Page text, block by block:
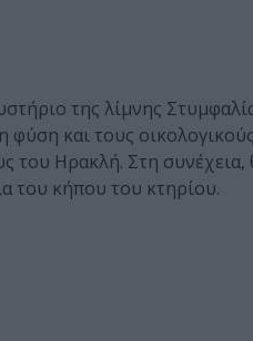
της λίμνης
και τους οικολογικούς
του Ηρακλή. Στη συνέχεια,
του κήπου του κτηρίου.